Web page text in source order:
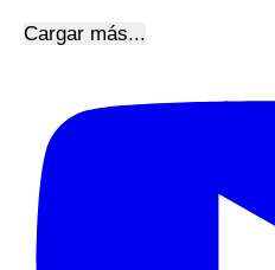
Cargar más...